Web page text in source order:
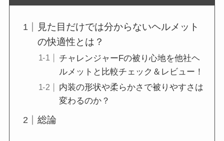
見た目だけでは分からないヘルメット
の快適性とは？
チャレンジャーFの被り心地を他社ヘ
ルメットと比較チェック＆レビュー！
内装の形状や柔らかさで被りやすさは
変わるのか？
総論